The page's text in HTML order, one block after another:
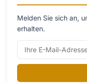
Melden Sie sich an,
erhalten.